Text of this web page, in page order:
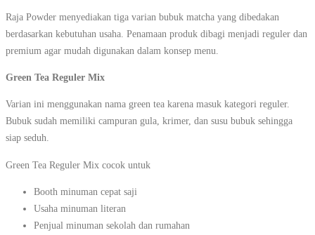
Raja Powder menyediakan tiga varian bubuk matcha yang dibedakan
berdasarkan kebutuhan usaha. Penamaan produk dibagi menjadi reguler dan
premium agar mudah digunakan dalam konsep menu.
Green Tea Reguler Mix
Varian ini menggunakan nama green tea karena masuk kategori reguler.
Bubuk sudah memiliki campuran gula, krimer, dan susu bubuk sehingga
siap seduh.
Green Tea Reguler Mix cocok untuk
Booth minuman cepat saji
Usaha minuman literan
Penjual minuman sekolah dan rumahan